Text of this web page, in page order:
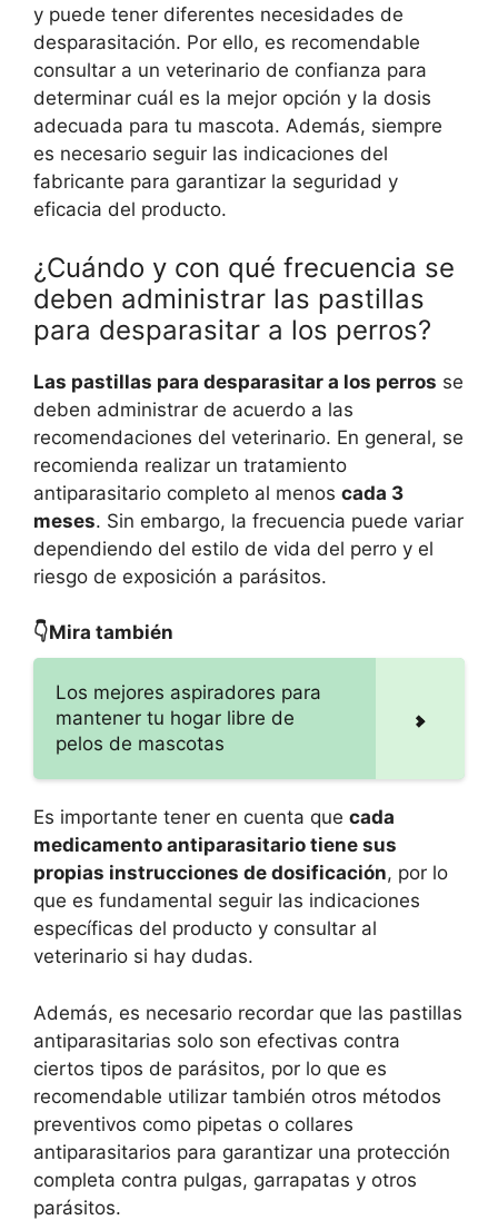
y puede tener diferentes necesidades de
desparasitación. Por ello, es recomendable
consultar a un veterinario de confianza para
determinar cuál es la mejor opción y la dosis
adecuada para tu mascota. Además, siempre
es necesario seguir las indicaciones del
fabricante para garantizar la seguridad y
eficacia del producto.
¿Cuándo y con qué frecuencia se
deben administrar las pastillas
para desparasitar a los perros?
Las pastillas para desparasitar a los perros se
deben administrar de acuerdo a las
recomendaciones del veterinario. En general, se
recomienda realizar un tratamiento
antiparasitario completo al menos cada 3
meses. Sin embargo, la frecuencia puede variar
dependiendo del estilo de vida del perro y el
riesgo de exposición a parásitos.
👇Mira también
Los mejores aspiradores para
mantener tu hogar libre de
pelos de mascotas
Es importante tener en cuenta que cada
medicamento antiparasitario tiene sus
propias instrucciones de dosificación, por lo
que es fundamental seguir las indicaciones
específicas del producto y consultar al
veterinario si hay dudas.
Además, es necesario recordar que las pastillas
antiparasitarias solo son efectivas contra
ciertos tipos de parásitos, por lo que es
recomendable utilizar también otros métodos
preventivos como pipetas o collares
antiparasitarios para garantizar una protección
completa contra pulgas, garrapatas y otros
parásitos.